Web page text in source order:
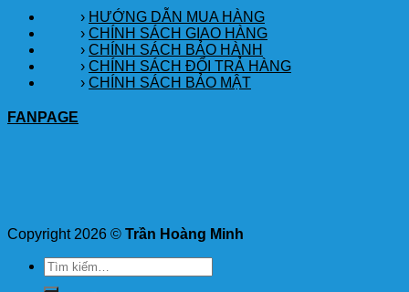
› HƯỚNG DẪN MUA HÀNG
› CHÍNH SÁCH GIAO HÀNG
› CHÍNH SÁCH BẢO HÀNH
› CHÍNH SÁCH ĐỔI TRẢ HÀNG
› CHÍNH SÁCH BẢO MẬT
FANPAGE
Copyright 2026 © Trần Hoàng Minh
Tìm
kiếm: